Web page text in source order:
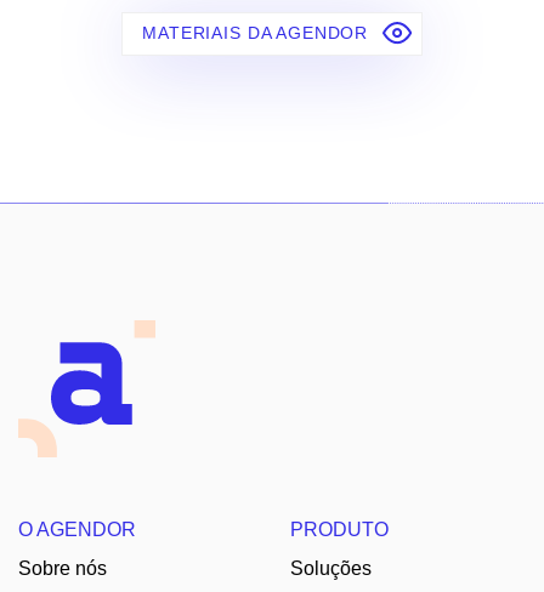
MATERIAIS DA AGENDOR
O AGENDOR
Sobre nós
PRODUTO
Soluções